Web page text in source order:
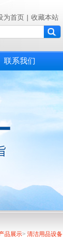
为首页 | 收藏本站
联系我们
品展示> 清洁用品设备